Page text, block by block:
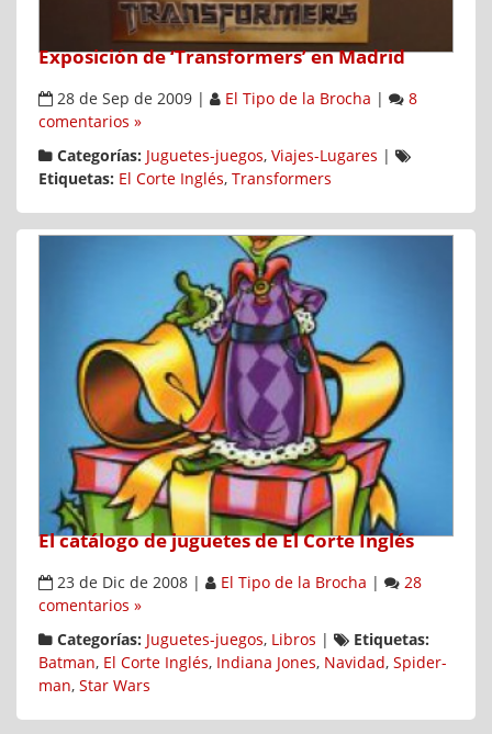
Exposición de ‘Transformers’ en Madrid
28 de Sep de 2009 | El Tipo de la Brocha |
8
comentarios »
Categorías: Juguetes-juegos, Viajes-Lugares |
Etiquetas: El Corte Inglés, Transformers
El catálogo de juguetes de El Corte Inglés
23 de Dic de 2008 | El Tipo de la Brocha |
28
comentarios »
Categorías: Juguetes-juegos, Libros |
Etiquetas:
Batman, El Corte Inglés, Indiana Jones, Navidad, Spider-
man, Star Wars